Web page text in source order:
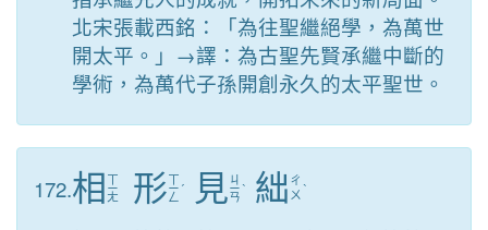
北宋張載西銘：「為往聖繼絕學，為萬世
開太平。」→譯：為古聖先賢承繼中斷的
學術，為萬代子孫開創永久的太平聖世。
172.相 ㄒ
ㄧ
ㄤ 形ㄒ
ㄧ
ㄥ
ˊ 見 ㄐ
ㄧ
ㄢ
ˋ 絀 ㄔ
ㄨ ˋ